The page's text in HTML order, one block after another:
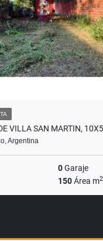
VILLA SAN MARTIN,
Argentina
0Garaje
150Área m2